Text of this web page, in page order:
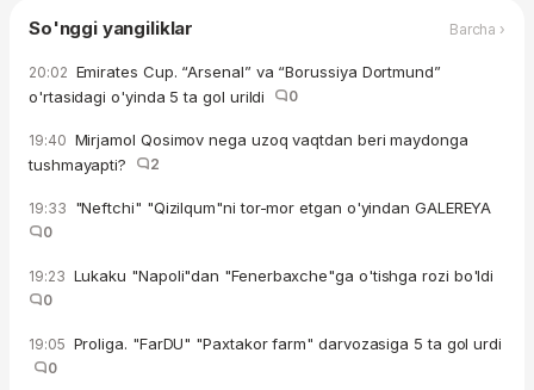
So'nggi yangiliklar Barcha ›
20:02 Emirates Cup. “Arsenal” va “Borussiya Dortmund”
o'rtasidagi o'yinda 5 ta gol urildi
0
19:40 Mirjamol Qosimov nega uzoq vaqtdan beri maydonga
tushmayapti?
2
19:33 "Neftchi" "Qizilqum"ni tor-mor etgan o'yindan GALEREYA
0
19:23 Lukaku "Napoli"dan "Fenerbaxche"ga o'tishga rozi bo'ldi
0
19:05 Proliga. "FarDU" "Paxtakor farm" darvozasiga 5 ta gol urdi
0